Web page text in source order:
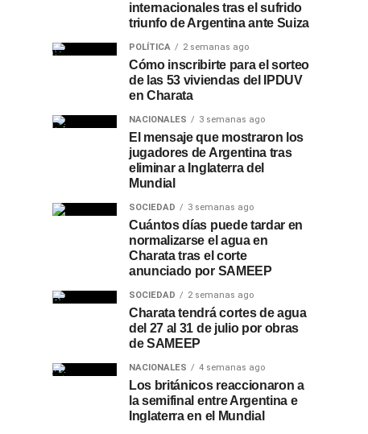
internacionales tras el sufrido
triunfo de Argentina ante Suiza
POLÍTICA 2 semanas ago
Cómo inscribirte para el sorteo
de las 53 viviendas del IPDUV
en Charata
NACIONALES 3 semanas ago
El mensaje que mostraron los
jugadores de Argentina tras
eliminar a Inglaterra del
Mundial
SOCIEDAD 3 semanas ago
Cuántos días puede tardar en
normalizarse el agua en
Charata tras el corte
anunciado por SAMEEP
SOCIEDAD 2 semanas ago
Charata tendrá cortes de agua
del 27 al 31 de julio por obras
de SAMEEP
NACIONALES 4 semanas ago
Los británicos reaccionaron a
la semifinal entre Argentina e
Inglaterra en el Mundial